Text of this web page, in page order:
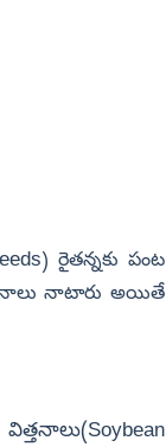
) రైతన్నకు పంట
నాటారు అయితే